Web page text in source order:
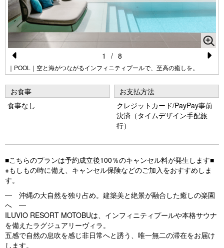
Pr
e
vi
o
s
｜POOL｜空と海がつながるインフィニティプールで、至高の癒しを。
e
xt
1 / 8
お食事
食事なし
お支払方法
クレジットカード/PayPay事前
決済（タイムデザイン手配旅
行）
■こちらのプランは予約成立後100％のキャンセル料が発生します■
※もしもの時に備え、キャンセル保険などのご加入をおすすめしま
す。
━ 沖縄の大自然を独り占め。建築美と絶景が融合した癒しの楽園
へ ━
ILUVIO RESORT MOTOBUは、インフィニティプールや本格サウナ
を備えたラグジュアリーヴィラ。
五感で自然の息吹を感じ非日常へと誘う、唯一無二の滞在をお届け
します。